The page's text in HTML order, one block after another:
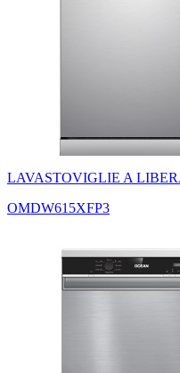
LAVASTOVIGLIE A
OMDW615XFP3